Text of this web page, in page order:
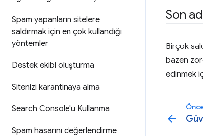
Spam yapanların sitelere
saldırmak için en çok kullandığı
yöntemler
Destek ekibi oluşturma
Sitenizi karantinaya alma
Search Console'u Kullanma
Spam hasarını değerlendirme
Son
Birçok
bazen
edinmek
arrow_back